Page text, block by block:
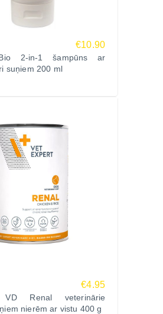
€10.90
2-in-1 šampūns ar
suņiem 200 ml
€4.95
VD Renal veterinārie
nierēm ar vistu 400 g